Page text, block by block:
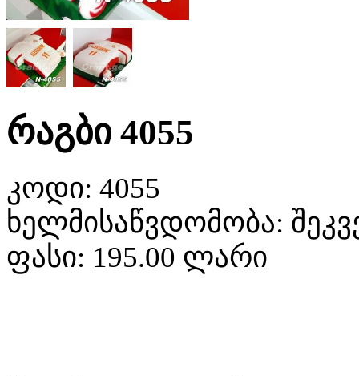
რაგბი 4055
კოდი: 4055
ხელმისაწვდომობა:
ფასი: 195.00 ლარი